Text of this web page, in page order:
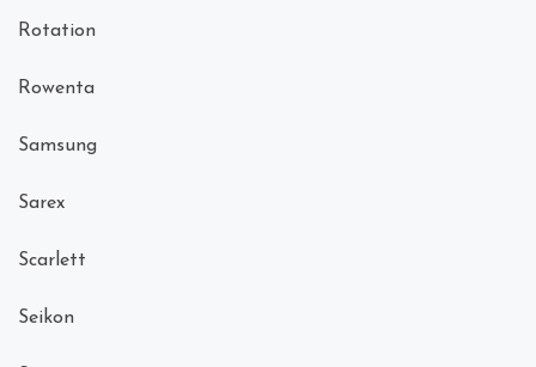
Rotation
Rowenta
Samsung
Sarex
Scarlett
Seikon